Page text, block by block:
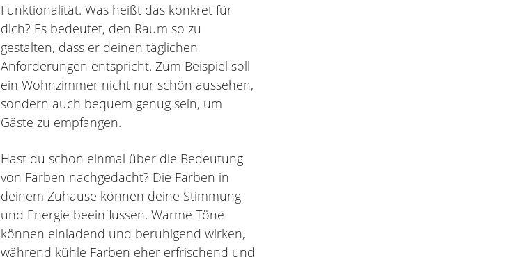
Funktionalität. Was heißt das konkret für
dich? Es bedeutet, den Raum so zu
gestalten, dass er deinen täglichen
Anforderungen entspricht. Zum Beispiel soll
ein Wohnzimmer nicht nur schön aussehen,
sondern auch bequem genug sein, um
Gäste zu empfangen.
Hast du schon einmal über die Bedeutung
von Farben nachgedacht? Die Farben in
deinem Zuhause können deine Stimmung
und Energie beeinflussen. Warme Töne
können einladend und beruhigend wirken,
während kühle Farben eher erfrischend und